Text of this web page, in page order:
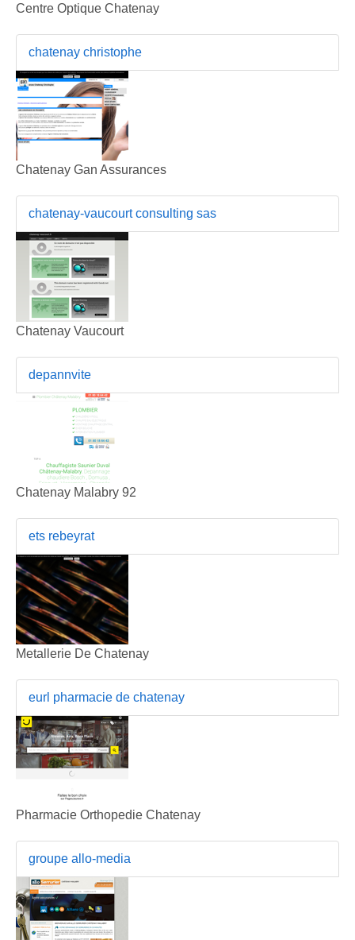
Centre Optique Chatenay
chatenay christophe
Chatenay Gan Assurances
chatenay-vaucourt consulting sas
Chatenay Vaucourt
depannvite
Chatenay Malabry 92
ets rebeyrat
Metallerie De Chatenay
eurl pharmacie de chatenay
Pharmacie Orthopedie Chatenay
groupe allo-media